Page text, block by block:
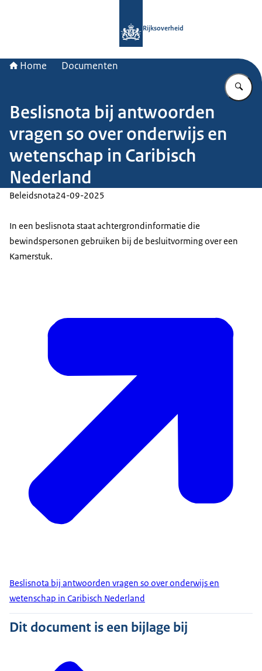
Rijksoverheid
Home Documenten
Beslisnota bij antwoorden
vragen so over onderwijs en
wetenschap in Caribisch
Nederland
Beleidsnota24-09-2025
In een beslisnota staat achtergrondinformatie die
bewindspersonen gebruiken bij de besluitvorming over een
Kamerstuk.
Beslisnota bij antwoorden vragen so over onderwijs en
wetenschap in Caribisch Nederland
Dit document is een bijlage bij